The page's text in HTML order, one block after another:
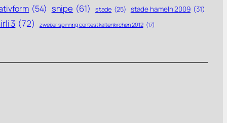
(54) snipe (61) stade (25) stade hameln 2009 (31)
3 (72) zweiter spinning contest kaltenkirchen 2012 (17)